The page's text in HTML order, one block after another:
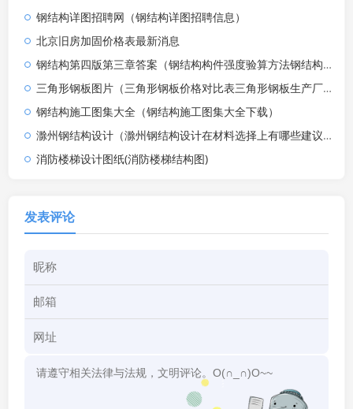
钢结构详图招聘网（钢结构详图招聘信息）
北京旧房加固价格表最新消息
钢结构第四版第三章答案（钢结构构件强度验算方法钢结构构件强度验算方法）
三角形钢板图片（三角形钢板价格对比表三角形钢板生产厂家排名）
钢结构施工图集大全（钢结构施工图集大全下载）
滁州钢结构设计（滁州钢结构设计在材料选择上有哪些建议）
消防楼梯设计图纸(消防楼梯结构图)
发表评论